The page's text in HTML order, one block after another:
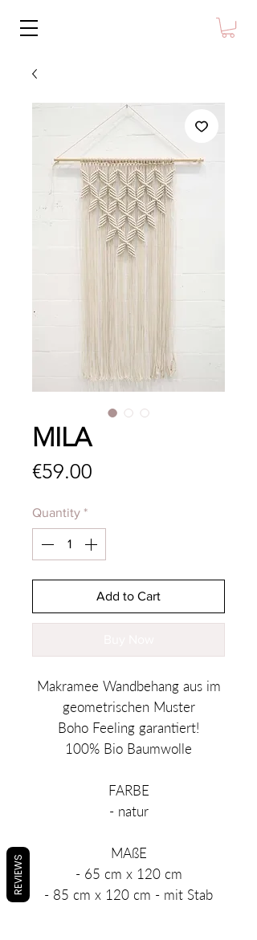
MILA
€59.00
Quantity *
Add to Cart
Makramee Wandbehang aus im
geometrischen Muster
Boho Feeling garantiert!
100% Bio Baumwolle
FARBE
- natur
MAßE
- 65 cm x 120 cm
- 85 cm x 120 cm - mit Stab
REVIEWS